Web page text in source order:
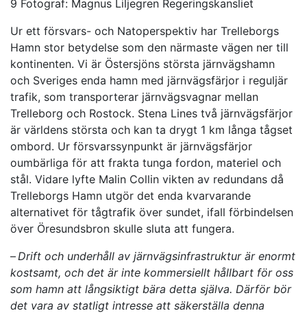
9 Fotograf: Magnus Liljegren Regeringskansliet
Ur ett försvars- och Natoperspektiv har Trelleborgs
Hamn stor betydelse som den närmaste vägen ner till
kontinenten. Vi är Östersjöns största järnvägshamn
och Sveriges enda hamn med järnvägsfärjor i reguljär
trafik, som transporterar järnvägsvagnar mellan
Trelleborg och Rostock. Stena Lines två järnvägsfärjor
är världens största och kan ta drygt 1 km långa tågset
ombord. Ur försvarssynpunkt är järnvägsfärjor
oumbärliga för att frakta tunga fordon, materiel och
stål. Vidare lyfte Malin Collin vikten av redundans då
Trelleborgs Hamn utgör det enda kvarvarande
alternativet för tågtrafik över sundet, ifall förbindelsen
över Öresundsbron skulle sluta att fungera.
– Drift och underhåll av järnvägsinfrastruktur är enormt
kostsamt, och det är inte kommersiellt hållbart för oss
som hamn att långsiktigt bära detta själva. Därför bör
det vara av statligt intresse att säkerställa denna